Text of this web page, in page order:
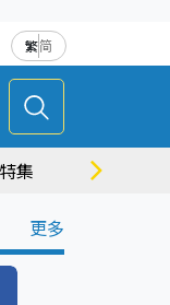
繁简
集 商場情報
更多